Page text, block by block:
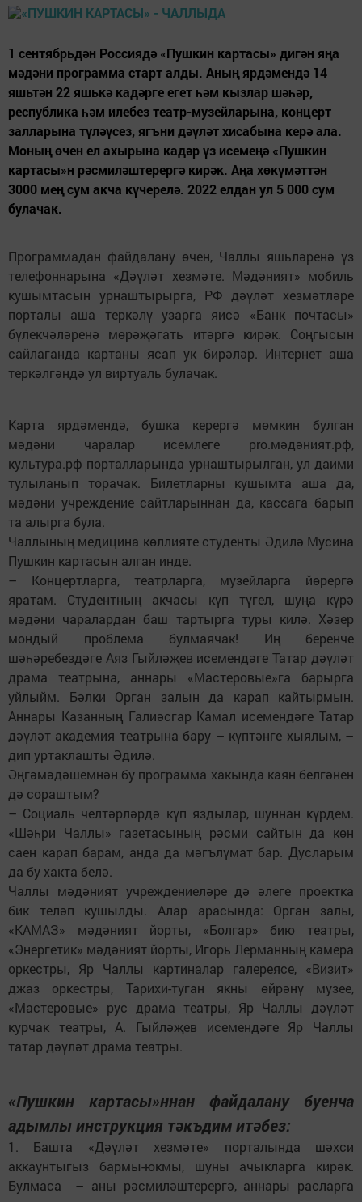
1 сентябрьдән Россиядә «Пушкин картасы» дигән яңа
мәдәни программа старт алды. Аның ярдәмендә 14
яшьтән 22 яшькә кадәрге егет һәм кызлар шәһәр,
республика һәм илебез театр-музейларына, концерт
залларына түләүсез, ягъни дәүләт хисабына керә ала.
Моның өчен ел ахырына кадәр үз исемеңә «Пушкин
картасы»н рәсмиләштерергә кирәк. Аңа хөкүмәттән
3000 мең сум акча күчерелә. 2022 елдан ул 5 000 сум
булачак.
Программадан файдалану өчен, Чаллы яшьләренә үз
телефоннарына «Дәүләт хезмәте. Мәдәният» мобиль
кушымтасын урнаштырырга, РФ дәүләт хезмәтләре
порталы аша теркәлү узарга яисә «Банк почтасы»
бүлекчәләренә мөрәҗәгать итәргә кирәк. Соңгысын
сайлаганда картаны ясап ук бирәләр. Интернет аша
теркәлгәндә ул виртуаль булачак.
Карта ярдәмендә, бушка керергә мөмкин булган
мәдәни чаралар исемлеге pro.мәдәният.рф,
культура.рф порталларында урнаштырылган, ул даими
тулыланып торачак. Билетларны кушымта аша да,
мәдәни учреждение сайтларыннан да, кассага барып
та алырга була.
Чаллының медицина көллияте студенты Әдилә Мусина
Пушкин картасын алган инде.
– Концертларга, театрларга, музейларга йөрергә
яратам. Студентның акчасы күп түгел, шуңа күрә
мәдәни чаралардан баш тартырга туры килә. Хәзер
мондый проблема булмаячак! Иң беренче
шәһәребездәге Аяз Гыйләҗев исемендәге Татар дәүләт
драма театрына, аннары «Мастеровые»га барырга
уйлыйм. Бәлки Орган залын да карап кайтырмын.
Аннары Казанның Галиәсгар Камал исемендәге Татар
дәүләт академия театрына бару – күптәнге хыялым, –
дип уртаклашты Әдилә.
Әңгәмәдәшемнән бу программа хакында каян белгәнен
дә сораштым?
– Социаль челтәрләрдә күп яздылар, шуннан күрдем.
«Шәһри Чаллы» газетасының рәсми сайтын да көн
саен карап барам, анда да мәгълүмат бар. Дусларым
да бу хакта белә.
Чаллы мәдәният учреждениеләре дә әлеге проектка
бик теләп кушылды. Алар арасында: Орган залы,
«КАМАЗ» мәдәният йорты, «Болгар» бию театры,
«Энергетик» мәдәният йорты, Игорь Лерманның камера
оркестры, Яр Чаллы картиналар галереясе, «Визит»
джаз оркестры, Тарихи-туган якны өйрәнү музее,
«Мастеровые» рус драма театры, Яр Чаллы дәүләт
курчак театры, А. Гыйләҗев исемендәге Яр Чаллы
татар дәүләт драма театры.
«Пушкин картасы»ннан файдалану буенча
адымлы инструкция тәкъдим итәбез:
1. Башта «Дәүләт хезмәте» порталында шәхси
аккаунтыгыз бармы-юкмы, шуны ачыкларга кирәк.
Булмаса – аны рәсмиләштерергә, аннары расларга